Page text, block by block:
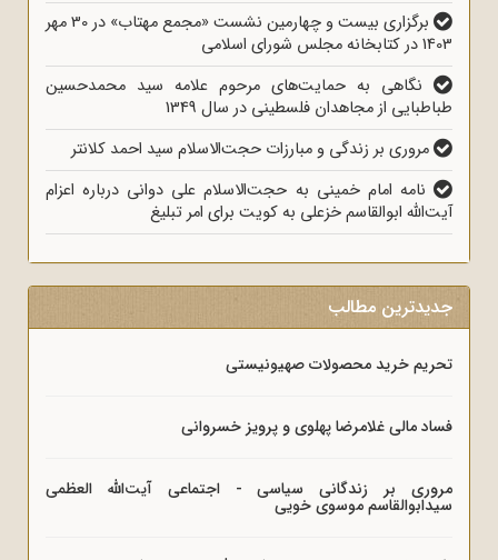
برگزاری بیست و چهارمین نشست «مجمع مهتاب» در 30 مهر
1403 در کتابخانه مجلس شورای اسلامی
نگاهی به حمایت‌های مرحوم علامه سید محمدحسین
طباطبایی از مجاهدان فلسطینی در سال 1349
مروری بر زندگی و مبارزات حجت‌الاسلام سید احمد کلانتر
نامه امام خمینی به حجت‌الاسلام علی دوانی درباره اعزام
آیت‌الله ابوالقاسم خزعلی به کویت برای امر تبلیغ
جدیدترین مطالب
تحریم خرید محصولات صهیونیستی
فساد مالی غلامرضا پهلوی و پرویز خسروانی
مروری بر زندگانی سیاسی - اجتماعی آیت‌الله العظمی
سیدابوالقاسم موسوی خویی